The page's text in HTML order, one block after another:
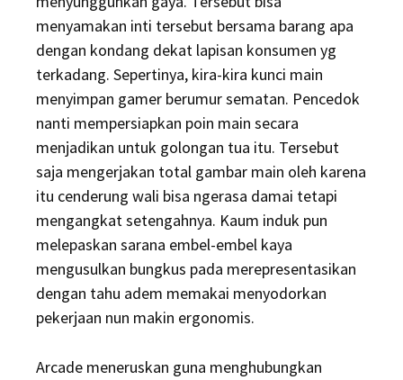
menyamakan inti tersebut bersama barang apa
dengan kondang dekat lapisan konsumen yg
terkadang. Sepertinya, kira-kira kunci main
menyimpan gamer berumur sematan. Pencedok
nanti mempersiapkan poin main secara
menjadikan untuk golongan tua itu. Tersebut
saja mengerjakan total gambar main oleh karena
itu cenderung wali bisa ngerasa damai tetapi
mengangkat setengahnya. Kaum induk pun
melepaskan sarana embel-embel kaya
mengusulkan bungkus pada merepresentasikan
dengan tahu adem memakai menyodorkan
pekerjaan nun makin ergonomis.
Arcade meneruskan guna menghubungkan